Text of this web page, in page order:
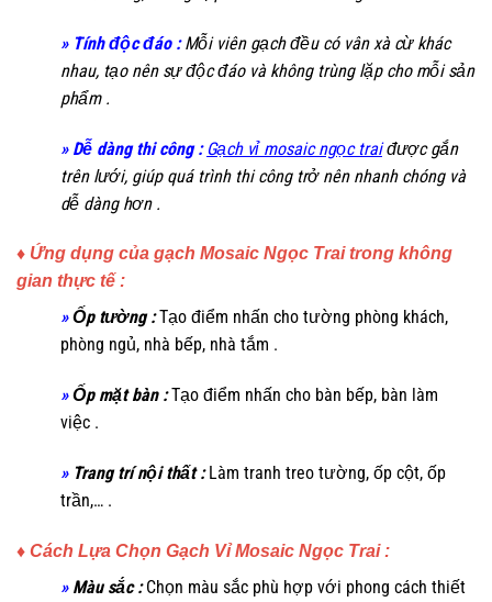
» Tính độc đáo :Mỗi viên gạch đều có vân xà cừ khác
nhau, tạo nên sự độc đáo và không trùng lặp cho mỗi sản
phẩm .
» Dễ dàng thi công : Gạch vỉ mosaic ngọc traiđược gắn
trên lưới, giúp quá trình thi công trở nên nhanh chóng và
dễ dàng hơn .
♦ Ứng dụng của gạch Mosaic Ngọc Trai trong không
gian thực tế :
»Ốp tường :Tạo điểm nhấn cho tường phòng khách,
phòng ngủ, nhà bếp, nhà tắm .
»Ốp mặt bàn :Tạo điểm nhấn cho bàn bếp, bàn làm
việc .
» Trang trí nội thất :Làm tranh treo tường, ốp cột, ốp
trần,… .
♦ Cách Lựa Chọn Gạch Vỉ Mosaic Ngọc Trai :
» Màu sắc :Chọn màu sắc phù hợp với phong cách thiết